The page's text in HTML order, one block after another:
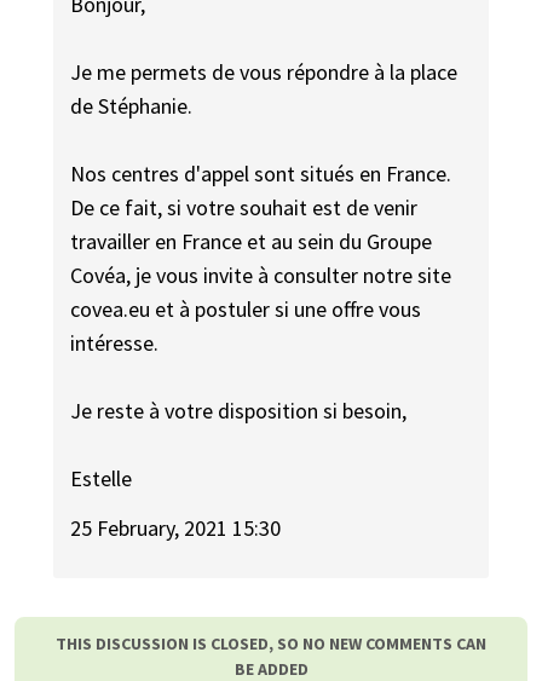
Je me permets de vous répondre à la place
de Stéphanie.
Nos centres d'appel sont situés en France.
De ce fait, si votre souhait est de venir
travailler en France et au sein du Groupe
Covéa, je vous invite à consulter notre site
covea.eu et à postuler si une offre vous
intéresse.
Je reste à votre disposition si besoin,
Estelle
25 February, 2021 15:30
THIS DISCUSSION IS CLOSED, SO NO NEW COMMENTS CAN
BE ADDED